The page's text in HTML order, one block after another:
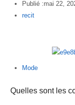
Publié :mai 22,
Author
recit
Mode
Quelles sont les